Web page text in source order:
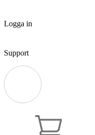
Logga in
Support